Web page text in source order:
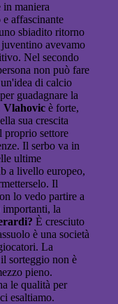
in maniera
affascinante
sbiadito ritorno
avevamo
Nel secondo
non può fare
di calcio
guadagnare la
Vlahovic è forte,
sua crescita
proprio settore
Il serbo va in
ultime
a livello europeo,
Il
lo vedo partire a
la
È cresciuto
è una società
La
sorteggio non è
pieno.
le qualità per
esaltiamo.